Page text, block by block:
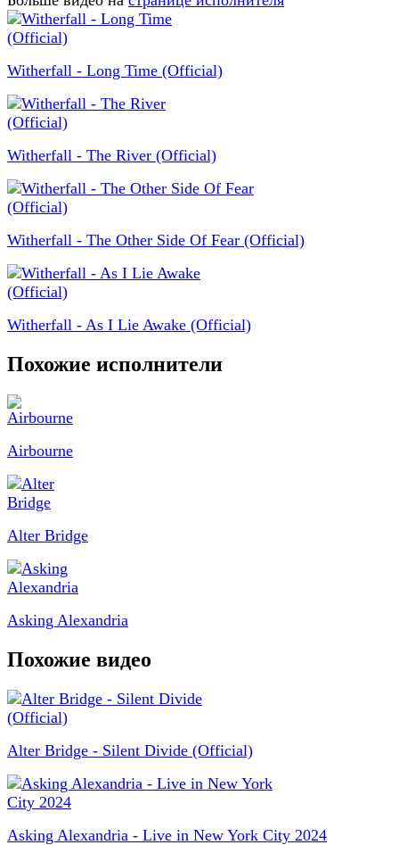
Witherfall - Long Time (Official)
Witherfall - The River (Official)
Witherfall - The Other Side Of Fear (Official)
Witherfall - As I Lie Awake (Official)
Похожие исполнители
Airbourne
Alter Bridge
Asking Alexandria
Похожие видео
Alter Bridge - Silent Divide (Official)
Asking Alexandria - Live in New York City 2024